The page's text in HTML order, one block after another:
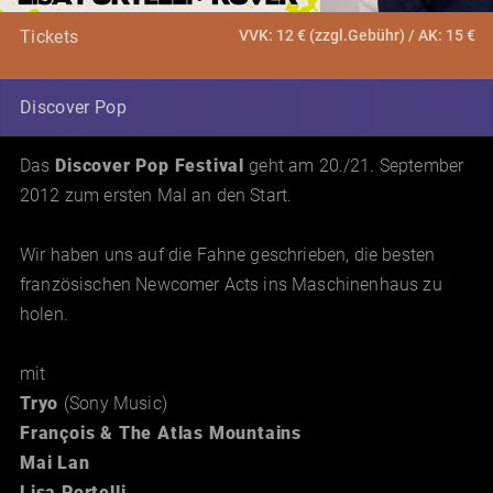
Tickets VVK: 12 € (zzgl.Gebühr) / AK: 15 €
Discover Pop
Das Discover Pop Festival geht am 20./21. September
2012 zum ersten Mal an den Start.
Wir haben uns auf die Fahne geschrieben, die besten
französischen Newcomer Acts ins Maschinenhaus zu
holen.
mit
Tryo (Sony Music)
François & The Atlas Mountains
Mai Lan